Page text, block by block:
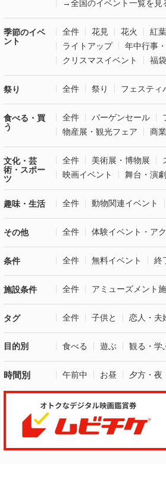
→全国のイベント一覧を見
季節のイベ
ント
全件 花見 花火
紅葉
ライトアップ
年中行事
クリスマスイベント
福
祭り 全件 祭り フェスティ
食べる・買
う
全件 バーゲンセール
物産展・観光フェア
商
文化・芸
術・スポー
ツ
全件 美術展・博物展
映画イベント
舞台・演劇
趣味・生活 全件 動物関連イベント
その他 全件 体験イベント・ア
条件 全件 無料イベント 終
施設条件 全件 アミューズメント
タグ 全件 子供と 恋人・夫
目的別 食べる 遊ぶ 観る・学
時間別 午前中 お昼 夕方・夜